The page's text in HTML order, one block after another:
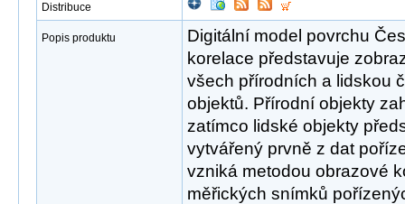
Distribuce
Popis produktu
Digitální model povrchu
korelace představuje
všech přírodních a lidskou
objektů. Přírodní objekty
zatímco lidské objekty
vytvářený prvně z dat
vzniká metodou obrazové
měřických snímků